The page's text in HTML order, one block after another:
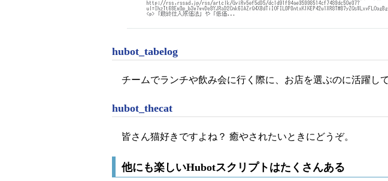
hubot_tabelog
チームでランチや飲み会に行く際に、お店を選ぶのに活躍して
hubot_thecat
皆さん猫好きですよね？ 癒やされたいときにどうぞ。
他にも楽しいHubotスクリプトはたくさんある